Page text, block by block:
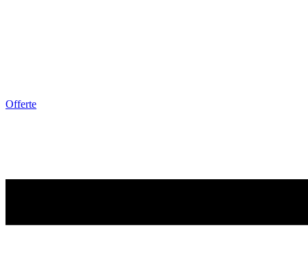
Offerte